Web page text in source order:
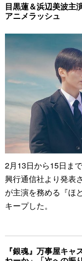
目黒蓮＆浜辺美波主
アニメラッシュ
2月13日から15日ま
興行通信社より発表
が主演を務める『ほ
キープした。
『銀魂』万事屋キャ